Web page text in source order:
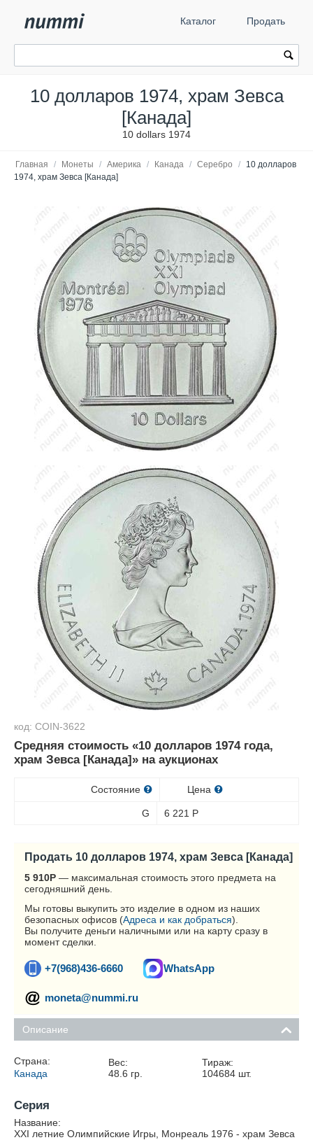
Каталог Продать
10 долларов 1974, храм Зевса
[Канада]
10 dollars 1974
Главная / Монеты / Америка / Канада / Серебро /
10 долларов
1974, храм Зевса [Канада]
код: COIN-3622
Средняя стоимость «10 долларов 1974 года,
храм Зевса [Канада]» на аукционах
Состояние Цена
G 6 221 Р
Продать 10 долларов 1974, храм Зевса [Канада]
5 910Р — максимальная стоимость этого предмета на
сегодняшний день.
Мы готовы выкупить это изделие в одном из наших
безопасных офисов (Адреса и как добраться).
Вы получите деньги наличными или на карту сразу в
момент сделки.
+7(968)436-6660 WhatsApp
moneta@nummi.ru
Описание
Страна:
Канада
Вес:
48.6 гр.
Тираж:
104684 шт.
Серия
Название:
XXI летние Олимпийские Игры, Монреаль 1976 - храм Зевса